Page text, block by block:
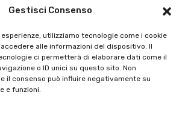
Gestisci Consenso
utilizziamo tecnologie come i cookie
alle informazioni del dispositivo. Il
ci permetterà di elaborare dati come il
o ID unici su questo sito. Non
il consenso può influire negativamente su
e funzioni.
contatti
Resi e rimborsi
newsletter e rimani